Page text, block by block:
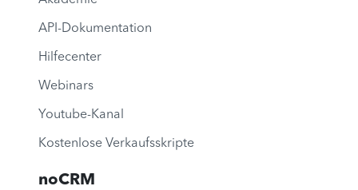
API-Dokumentation
Hilfecenter
Webinars
Youtube-Kanal
Kostenlose Verkaufsskripte
noCRM